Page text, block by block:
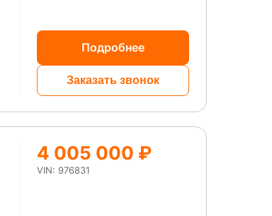
Подробнее
Заказать звонок
4 005 000 ₽
VIN: 976831